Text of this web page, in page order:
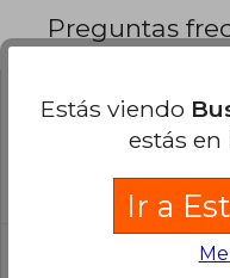
Preguntas
¿El libro es original?
catálogo son
¿En qué Idioma
Estás viendo
estás en
Ir a